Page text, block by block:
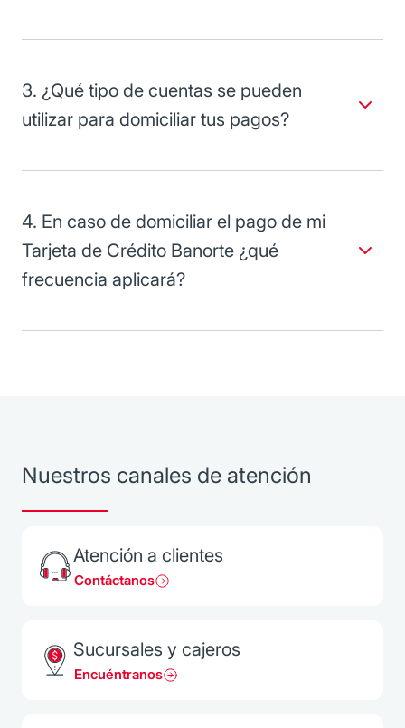
3. ¿Qué tipo de cuentas se pueden
utilizar para domiciliar tus pagos?
débito o tarjeta de crédito Banorte.
4. En caso de domiciliar el pago de mi
Tarjeta de Crédito Banorte ¿qué
frecuencia aplicará?
Nuestros canales de atención
Atención a clientes
Contáctanos
Sucursales y cajeros
Encuéntranos